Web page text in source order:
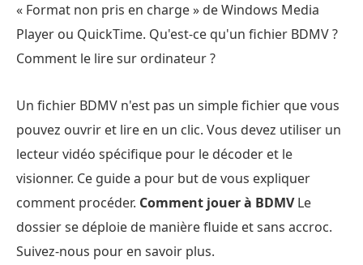
« Format non pris en charge » de Windows Media
Player ou QuickTime. Qu'est-ce qu'un fichier BDMV ?
Comment le lire sur ordinateur ?
Un fichier BDMV n'est pas un simple fichier que vous
pouvez ouvrir et lire en un clic. Vous devez utiliser un
lecteur vidéo spécifique pour le décoder et le
visionner. Ce guide a pour but de vous expliquer
comment procéder. Comment jouer à BDMVLe
dossier se déploie de manière fluide et sans accroc.
Suivez-nous pour en savoir plus.